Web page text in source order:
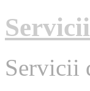
Servicii